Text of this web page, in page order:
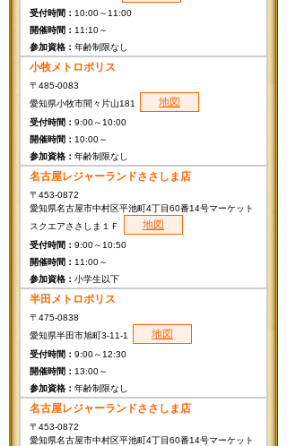
10:00～11:00
11:10～
年齢制限なし
小牧メトロポリス
〒485-0083
愛知県小牧市間々片山181
地図
9:00～10:00
10:00～
年齢制限なし
名古屋レジャーランドささしま店
〒453-0872
愛知県名古屋市中村区平池町4丁目60番14号マーケット
スクエアささしま１Ｆ
地図
9:00～10:50
11:00～
小学生以下
半田メトロポリス
〒475-0838
愛知県半田市旭町3-11-1
地図
9:00～12:30
13:00～
年齢制限なし
名古屋レジャーランドささしま店
〒453-0872
愛知県名古屋市中村区平池町4丁目60番14号マーケット